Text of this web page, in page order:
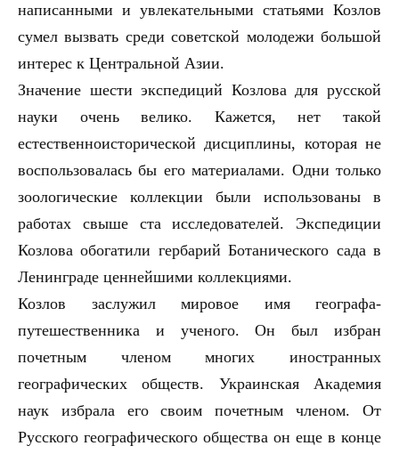
написанными и увлекательными статьями Козлов
сумел вызвать среди советской молодежи большой
интерес к Центральной Азии.
Значение шести экспедиций Козлова для русской
науки очень велико. Кажется, нет такой
естественноисторической дисциплины, которая не
воспользовалась бы его материалами. Одни только
зоологические коллекции были использованы в
работах свыше ста исследователей. Экспедиции
Козлова обогатили гербарий Ботанического сада в
Ленинграде ценнейшими коллекциями.
Козлов заслужил мировое имя географа-
путешественника и ученого. Он был избран
почетным членом многих иностранных
географических обществ. Украинская Академия
наук избрала его своим почетным членом. От
Русского географического общества он еще в конце